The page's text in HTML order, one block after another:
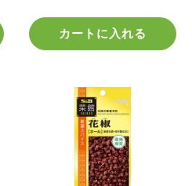
カートに入れる